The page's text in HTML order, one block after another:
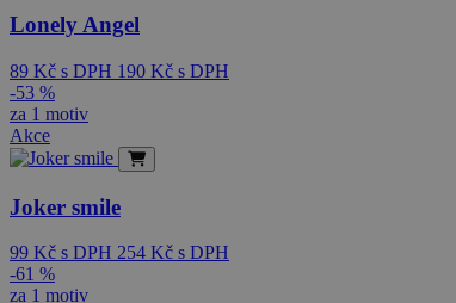
Lonely Angel
89 Kč s DPH 190 Kč s DPH
-53 %
za 1 motiv
Akce
Joker smile
99 Kč s DPH 254 Kč s DPH
-61 %
za 1 motiv